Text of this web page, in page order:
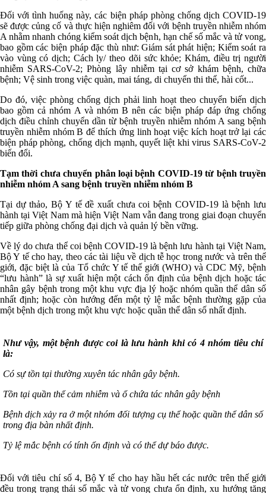
Đối với tình huống này, các biện pháp phòng chống dịch COVID-19
sẽ được củng cố và thực hiện nghiêm đối với bệnh truyền nhiễm nhóm
A nhằm nhanh chóng kiểm soát dịch bệnh, hạn chế số mắc và tử vong,
bao gồm các biện pháp đặc thù như: Giám sát phát hiện; Kiểm soát ra
vào vùng có dịch; Cách ly/ theo dõi sức khỏe; Khám, điều trị người
nhiễm SARS-CoV-2; Phòng lây nhiễm tại cơ sở khám bệnh, chữa
bệnh; Vệ sinh trong việc quàn, mai táng, di chuyển thi thể, hài cốt...
Do đó, việc phòng chống dịch phải linh hoạt theo chuyển biến dịch
bao gồm cả nhóm A và nhóm B nên các biện pháp đáp ứng chống
dịch điều chỉnh chuyển dần từ bệnh truyền nhiễm nhóm A sang bệnh
truyền nhiễm nhóm B để thích ứng linh hoạt việc kích hoạt trở lại các
biện pháp phòng, chống dịch mạnh, quyết liệt khi virus SARS-CoV-2
biến đổi.
Tạm thời chưa chuyển phân loại bệnh COVID-19 từ bệnh truyền
nhiễm nhóm A sang bệnh truyền nhiễm nhóm B
Tại dự thảo, Bộ Y tế đề xuất chưa coi bệnh COVID-19 là bệnh lưu
hành tại Việt Nam mà hiện Việt Nam vẫn đang trong giai đoạn chuyển
tiếp giữa phòng chống đại dịch và quản lý bền vững.
Về lý do chưa thể coi bệnh COVID-19 là bệnh lưu hành tại Việt Nam,
Bộ Y tế cho hay, theo các tài liệu về dịch tễ học trong nước và trên thế
giới, đặc biệt là của Tổ chức Y tế thế giới (WHO) và CDC Mỹ, bệnh
“lưu hành” là sự xuất hiện một cách ổn định của bệnh dịch hoặc tác
nhân gây bệnh trong một khu vực địa lý hoặc nhóm quần thể dân số
nhất định; hoặc còn hướng đến một tỷ lệ mắc bệnh thường gặp của
một bệnh dịch trong một khu vực hoặc quần thể dân số nhất định.
Như vậy, một bệnh được coi là lưu hành khi có 4 nhóm tiêu chí
là:
Có sự tồn tại thường xuyên tác nhân gây bệnh.
Tồn tại quần thể cảm nhiễm và ổ chứa tác nhân gây bệnh
Bệnh dịch xảy ra ở một nhóm đối tượng cụ thể hoặc quần thể dân số
trong địa bàn nhất định.
Tỷ lệ mắc bệnh có tính ổn định và có thể dự báo được.
Đối với tiêu chí số 4, Bộ Y tế cho hay hầu hết các nước trên thế giới
đều trong trạng thái số mắc và tử vong chưa ổn định, xu hướng tăng